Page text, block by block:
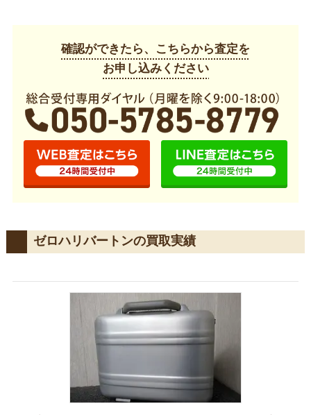
確認ができたら、こちらから査定を
お申し込みください
ゼロハリバートンの買取実績